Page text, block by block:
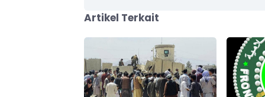
Artikel Terkait